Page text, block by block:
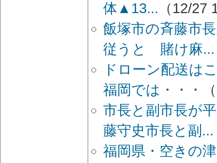
体▲13... （12/27
飯塚市の斉藤市
従うと 賭け麻...
ドローン配送は
福岡では・・・
市長と副市長が
藤守史市長と副...
福岡県・空きの